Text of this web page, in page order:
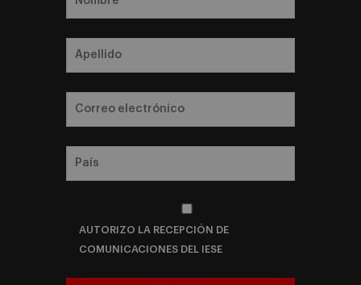
AUTORIZO LA RECEPCIÓN DE
COMUNICACIONES DEL IESE